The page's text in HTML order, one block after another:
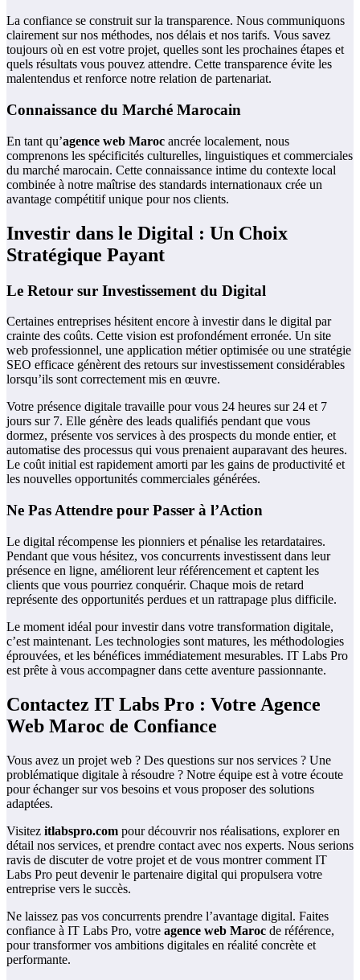
La confiance se construit sur la transparence. Nous communiquons
clairement sur nos méthodes, nos délais et nos tarifs. Vous savez
toujours où en est votre projet, quelles sont les prochaines étapes et
quels résultats vous pouvez attendre. Cette transparence évite les
malentendus et renforce notre relation de partenariat.
Connaissance du Marché Marocain
En tant qu’agence web Maroc ancrée localement, nous
comprenons les spécificités culturelles, linguistiques et commerciales
du marché marocain. Cette connaissance intime du contexte local
combinée à notre maîtrise des standards internationaux crée un
avantage compétitif unique pour nos clients.
Investir dans le Digital : Un Choix
Stratégique Payant
Le Retour sur Investissement du Digital
Certaines entreprises hésitent encore à investir dans le digital par
crainte des coûts. Cette vision est profondément erronée. Un site
web professionnel, une application métier optimisée ou une stratégie
SEO efficace génèrent des retours sur investissement considérables
lorsqu’ils sont correctement mis en œuvre.
Votre présence digitale travaille pour vous 24 heures sur 24 et 7
jours sur 7. Elle génère des leads qualifiés pendant que vous
dormez, présente vos services à des prospects du monde entier, et
automatise des processus qui vous prenaient auparavant des heures.
Le coût initial est rapidement amorti par les gains de productivité et
les nouvelles opportunités commerciales générées.
Ne Pas Attendre pour Passer à l’Action
Le digital récompense les pionniers et pénalise les retardataires.
Pendant que vous hésitez, vos concurrents investissent dans leur
présence en ligne, améliorent leur référencement et captent les
clients que vous pourriez conquérir. Chaque mois de retard
représente des opportunités perdues et un rattrapage plus difficile.
Le moment idéal pour investir dans votre transformation digitale,
c’est maintenant. Les technologies sont matures, les méthodologies
éprouvées, et les bénéfices immédiatement mesurables. IT Labs Pro
est prête à vous accompagner dans cette aventure passionnante.
Contactez IT Labs Pro : Votre Agence
Web Maroc de Confiance
Vous avez un projet web ? Des questions sur nos services ? Une
problématique digitale à résoudre ? Notre équipe est à votre écoute
pour échanger sur vos besoins et vous proposer des solutions
adaptées.
Visitez itlabspro.com pour découvrir nos réalisations, explorer en
détail nos services, et prendre contact avec nos experts. Nous serions
ravis de discuter de votre projet et de vous montrer comment IT
Labs Pro peut devenir le partenaire digital qui propulsera votre
entreprise vers le succès.
Ne laissez pas vos concurrents prendre l’avantage digital. Faites
confiance à IT Labs Pro, votre agence web Maroc de référence,
pour transformer vos ambitions digitales en réalité concrète et
performante.